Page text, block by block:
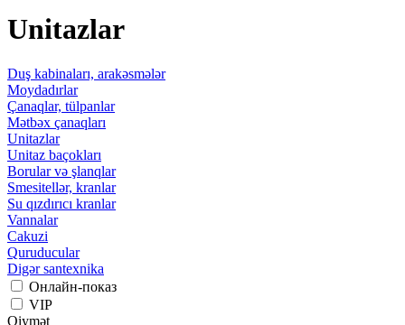
Unitazlar
Duş kabinaları, arakəsmələr
Moydadırlar
Çanaqlar, tülpanlar
Mətbəx çanaqları
Unitazlar
Unitaz baçokları
Borular və şlanqlar
Smesitellər, kranlar
Su qızdırıcı kranlar
Vannalar
Cakuzi
Quruducular
Digər santexnika
Онлайн-показ
VIP
Qiymət